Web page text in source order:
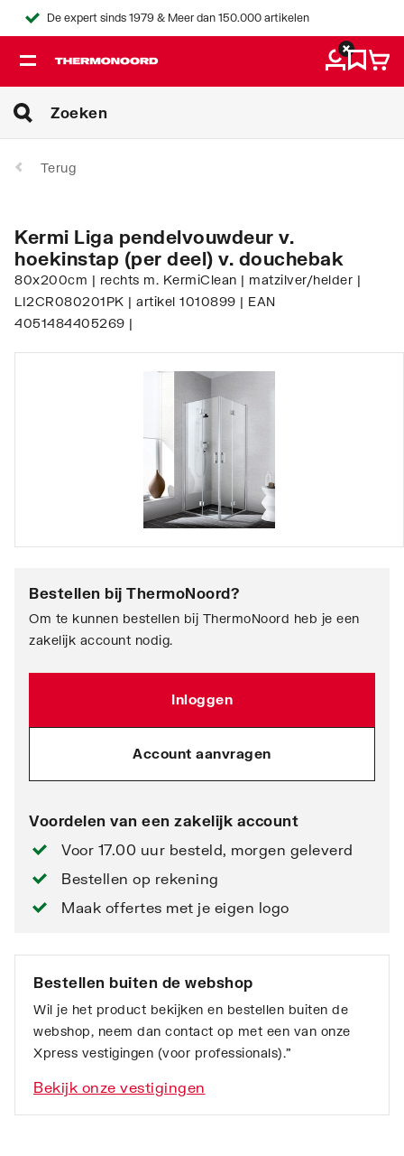
De expert sinds 1979 & Meer dan 150.000 artikelen
Terug
Kermi Liga pendelvouwdeur v.
hoekinstap (per deel) v. douchebak
80x200cm | rechts m. KermiClean | matzilver/helder |
LI2CR080201PK | artikel 1010899 | EAN
4051484405269 |
Bestellen bij ThermoNoord?
Om te kunnen bestellen bij ThermoNoord heb je een
zakelijk account nodig.
Inloggen
Account aanvragen
Voordelen van een zakelijk account
Voor 17.00 uur besteld, morgen geleverd
Bestellen op rekening
Maak offertes met je eigen logo
Bestellen buiten de webshop
Wil je het product bekijken en bestellen buiten de
webshop, neem dan contact op met een van onze
Xpress vestigingen (voor professionals).”
Bekijk onze vestigingen